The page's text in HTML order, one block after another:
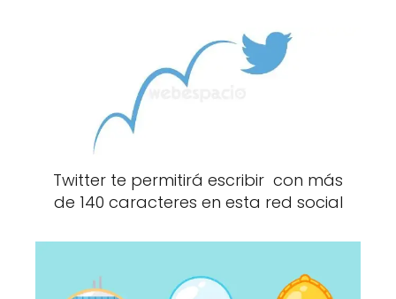
Twitter te permitirá escribir con más
de 140 caracteres en esta red social